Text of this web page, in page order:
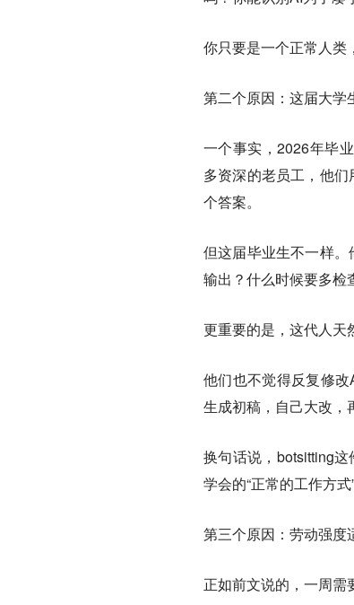
你只要是一个正常人类
第二个原因：这届大学
一个事实，2026年毕
多资深的老员工，他
个答案。
但这届毕业生不一样
输出？什么时候要多检
更重要的是，这代人天
他们也不觉得反复修
生成初稿，自己大改，
换句话说，botsitting
学会的“正常的工作方式”
第三个原因：劳动强度
正如前文说的，一周需